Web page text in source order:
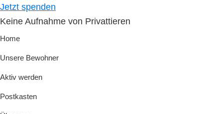
Skip
to
primary
Skip
to
main
Jetzt spenden
Keine Aufnahme von Privattieren
Home
Unsere Bewohner
Aktiv werden
Postkasten